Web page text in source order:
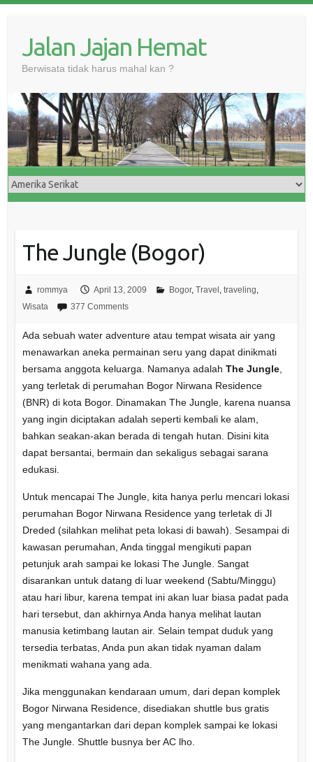
Jalan Jajan Hemat
Berwisata tidak harus mahal kan ?
The Jungle (Bogor)
rommya April 13, 2009 Bogor, Travel traveling
Wisata
377 Comments
Ada sebuah water adventure atau tempat wisata air yang
menawarkan aneka permainan seru yang dapat dinikmati
bersama anggota keluarga. Namanya adalah The Jungle,
yang terletak di perumahan Bogor Nirwana Residence
(BNR) di kota Bogor. Dinamakan The Jungle, karena nuansa
yang ingin diciptakan adalah seperti kembali ke alam,
bahkan seakan-akan berada di tengah hutan. Disini kita
dapat bersantai, bermain dan sekaligus sebagai sarana
edukasi.
Untuk mencapai The Jungle, kita hanya perlu mencari lokasi
perumahan Bogor Nirwana Residence yang terletak di Jl
Dreded (silahkan melihat peta lokasi di bawah). Sesampai di
kawasan perumahan, Anda tinggal mengikuti papan
petunjuk arah sampai ke lokasi The Jungle. Sangat
disarankan untuk datang di luar weekend (Sabtu/Minggu)
atau hari libur, karena tempat ini akan luar biasa padat pada
hari tersebut, dan akhirnya Anda hanya melihat lautan
manusia ketimbang lautan air. Selain tempat duduk yang
tersedia terbatas, Anda pun akan tidak nyaman dalam
menikmati wahana yang ada.
Jika menggunakan kendaraan umum, dari depan komplek
Bogor Nirwana Residence, disediakan shuttle bus gratis
yang mengantarkan dari depan komplek sampai ke lokasi
The Jungle. Shuttle busnya ber AC lho.